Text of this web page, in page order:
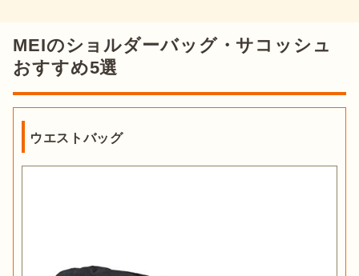
MEIのショルダーバッグ・サコッシュ
おすすめ5選
ウエストバッグ